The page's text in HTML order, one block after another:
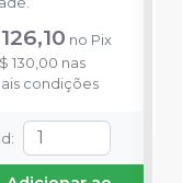
no Pix
130,00 nas
condições
: